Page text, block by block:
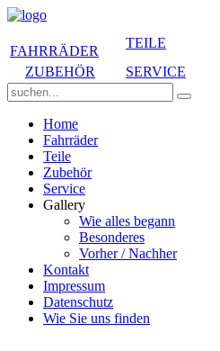
FAHRRÄDER
TEILE
ZUBEHÖR SERVICE
Home
Fahrräder
Teile
Zubehör
Service
Gallery
Wie alles begann
Besonderes
Vorher / Nachher
Kontakt
Impressum
Datenschutz
Wie Sie uns finden